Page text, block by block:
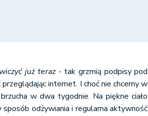
już teraz- tak grzmią podpisy pod
internet. I choć nie chcemy w
w dwa tygodnie. Na piękne ciało
odżywiania i regularna aktywność